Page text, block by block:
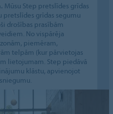
Mūsu Step pretslīdes grīdas
grīdas segumu
drošības prasībām
No vispārēja
piemēram,
telpām (kur pārvietojas
lietojumam. Step piedāvā
klāstu, apvienojot